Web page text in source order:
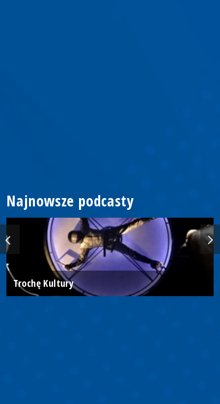
Najnowsze podcasty
Trochę Kultury